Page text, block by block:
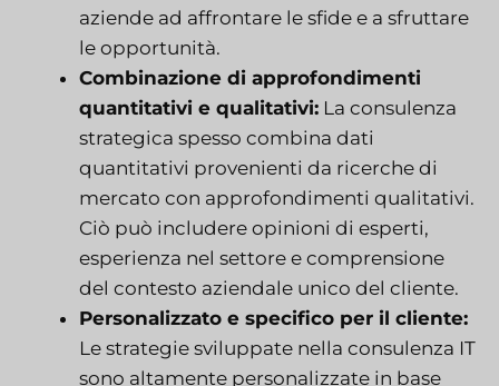
aziende ad affrontare le sfide e a sfruttare
le opportunità.
Combinazione di approfondimenti
quantitativi e qualitativi: La consulenza
strategica spesso combina dati
quantitativi provenienti da ricerche di
mercato con approfondimenti qualitativi.
Ciò può includere opinioni di esperti,
esperienza nel settore e comprensione
del contesto aziendale unico del cliente.
Personalizzato e specifico per il cliente:
Le strategie sviluppate nella consulenza IT
sono altamente personalizzate in base